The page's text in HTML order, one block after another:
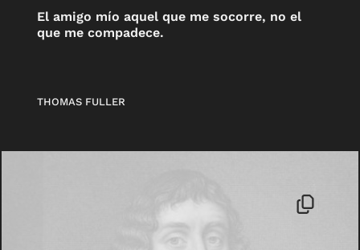
El amigo mío aquel que me socorre, no el
que me compadece.
THOMAS FULLER